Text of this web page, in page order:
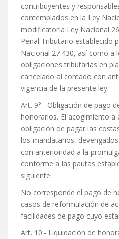
contribuyentes y
contemplados en la Ley
modificatoria Ley Nacional
Penal Tributario establecido
Nacional 27.430, así como a
obligaciones tributarias en
cancelado al contado con
vigencia de la presente ley.
Art. 9°.- Obligación de pago
honorarios. El acogimiento
obligación de pagar las
los mandatarios,
con anterioridad a la
conforme a las pautas
siguiente.
No corresponde el pago de
casos de reformulación de
facilidades de pago cuyo
Art. 10.- Liquidación de